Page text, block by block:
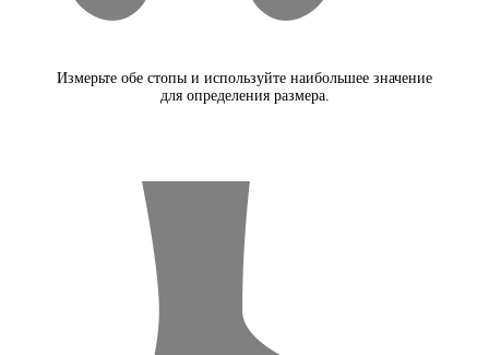
Измерьте обе стопы и используйте наибольшее значение
для определения размера.